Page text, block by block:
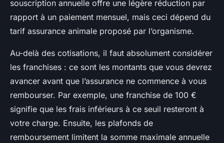
souscription annuelle offre une légère réduction par
rapport à un paiement mensuel, mais ceci dépend du
tarif assurance animale proposé par l’organisme.
Au-delà des cotisations, il faut absolument considérer
les franchises : ce sont les montants que vous devrez
avancer avant que l’assurance ne commence à vous
rembourser. Par exemple, une franchise de 100 €
signifie que les frais inférieurs à ce seuil resteront à
votre charge. Ensuite, les plafonds de
remboursement limitent la somme maximale annuelle